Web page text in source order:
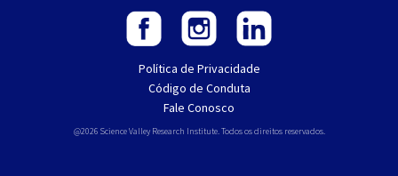
Política de Privacidade
Código de Conduta
Fale Conosco
@2026 Science Valley Research Institute. Todos os direitos reservados.